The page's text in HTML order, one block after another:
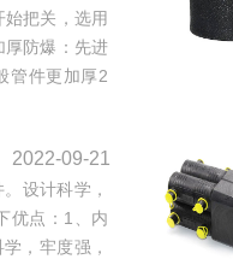
把关，选用
厚防爆：先进
管件更加厚2
2022-09-21
设计科学，
优点：1、内
，牢度强，